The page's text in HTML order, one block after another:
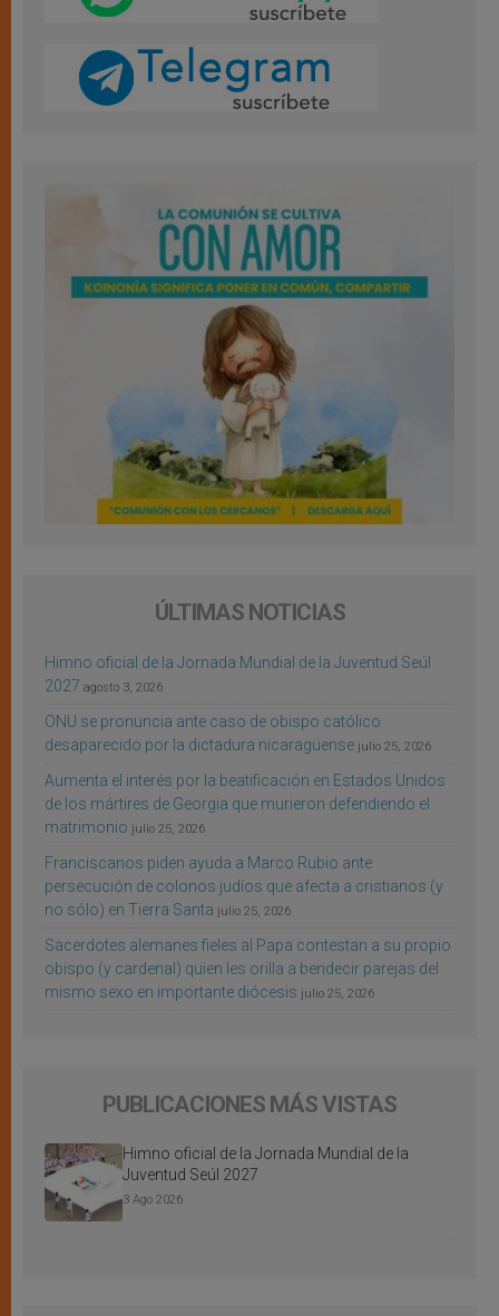
ÚLTIMAS NOTICIAS
Himno oficial de la Jornada Mundial de la Juventud Seúl
2027 agosto 3, 2026
ONU se pronuncia ante caso de obispo católico
desaparecido por la dictadura nicaragüense julio 25, 2026
Aumenta el interés por la beatificación en Estados Unidos
de los mártires de Georgia que murieron defendiendo el
matrimonio julio 25, 2026
Franciscanos piden ayuda a Marco Rubio ante
persecución de colonos judíos que afecta a cristianos (y
no sólo) en Tierra Santa julio 25, 2026
Sacerdotes alemanes fieles al Papa contestan a su propio
obispo (y cardenal) quien les orilla a bendecir parejas del
mismo sexo en importante diócesis julio 25, 2026
PUBLICACIONES MÁS VISTAS
Himno oficial de la Jornada Mundial de la
Juventud Seúl 2027
3 Ago 2026